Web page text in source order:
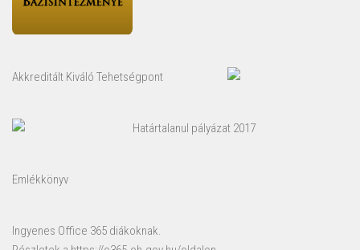
Akkreditált Kiváló Tehetségpont
Határtalanul pályázat 2017
Emlékkönyv
Ingyenes Office 365 diákoknak.